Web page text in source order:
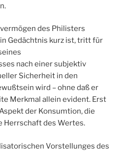
des Philisters
Gedächtnis kurz ist, tritt für
nach einer subjektiv
Sicherheit in den
wird – ohne daß er
Merkmal allein evident. Erst
der Konsumtion, die
Herrschaft des Wertes.
Vorstellunges des